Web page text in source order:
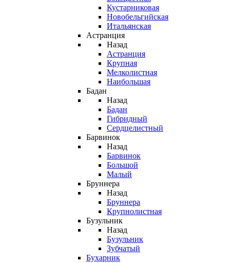
Кустарниковая
Новобельгийская
Итальянская
Астранция
Назад
Астранция
Крупная
Мелколистная
Наибольшая
Бадан
Назад
Бадан
Гибридный
Сердцелистный
Барвинок
Назад
Барвинок
Большой
Малый
Бруннера
Назад
Бруннера
Крупнолистная
Бузульник
Назад
Бузульник
Зубчатый
Бухарник